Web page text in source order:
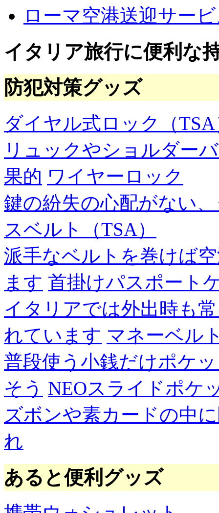
ローマ空港送迎サー
イタリア旅行に便利な
防犯対策グッズ
ダイヤル式ロック（
リュックやショルダー
果的 ワイヤーロック
鍵の紛失の心配がない
スベルト（TSA）
派手なベルトを巻けば
ます 首掛けパスポート
イタリアでは外出時も
れています マネーベル
普段使う小銭だけポケ
そう NEOスライドポケ
ズボンや素カードの中
れ
あると便利グッズ